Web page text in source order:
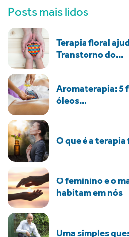
Posts mais lidos
Terapia floral
Transtorno do...
Aromaterapia: 5
óleos...
O que é a terapia
O feminino e o
habitam em nós
Uma simples